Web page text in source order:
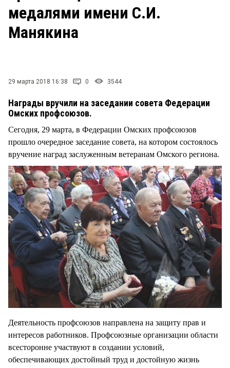
НОВОСТИ КОМПАНИЙ
ПРОИСШЕСТВИЯ
Архив
медалями имени С.И.
Манякина
29 марта 2018 16:38 0 3544
Награды вручили на заседании совета Федерации
Омских профсоюзов.
Сегодня, 29 марта, в Федерации Омских профсоюзов
прошло очередное заседание совета, на котором состоялось
вручение наград заслуженным ветеранам Омского региона.
Деятельность профсоюзов направлена на защиту прав и
интересов работников. Профсоюзные организации области
всесторонне участвуют в создании условий,
обеспечивающих достойный труд и достойную жизнь